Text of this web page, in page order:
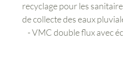
recyclage pour les
de collecte des eaux
- VMC double flux avec